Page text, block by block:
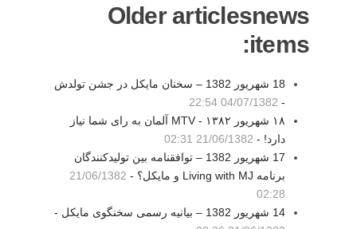
Older articlesnews
items:
18 شهريور 1382 – سخنان مايکل در جشن تولدش
-
04/07/1382 22:54
۱۸ شهریور ۱۳۸۲ - MTV آلمان به رای شما نیاز
دارد! - 21/06/1382 02:31
17 شهريور 1382 – توافقنامه بين توليدکنندگان
برنامه Living with MJ و مايکل؟ -
21/06/1382
02:28
14 شهريور 1382 – بيانيه رسمی سخنگوی مايکل -